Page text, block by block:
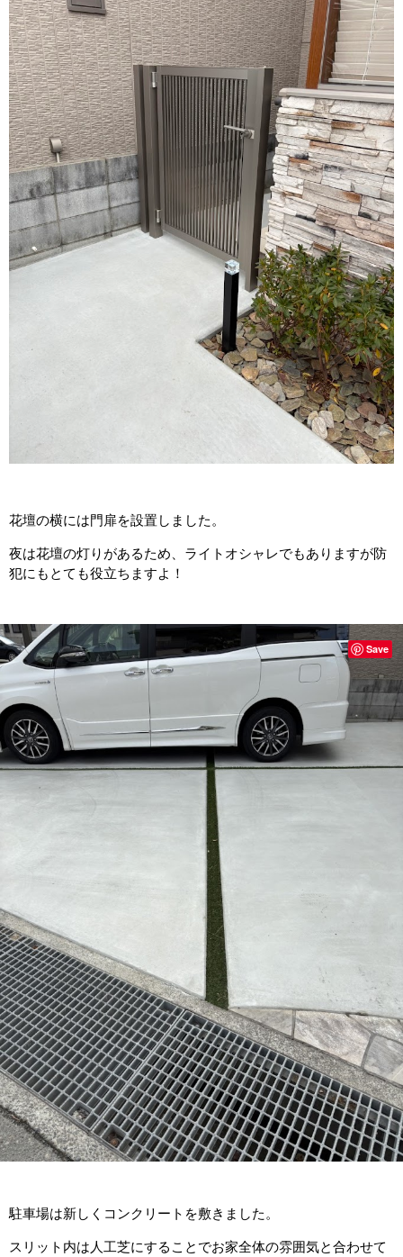
花壇の横には門扉を設置しました。
夜は花壇の灯りがあるため、ライトオシャレでもありますが防
犯にもとても役立ちますよ！
駐車場は新しくコンクリートを敷きました。
スリット内は人工芝にすることでお家全体の雰囲気と合わせて
Save